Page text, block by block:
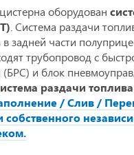
оборудован
. Система раздачи
задней части
трубопровод с
(БРС) и блок
раздачи
/ Слив /